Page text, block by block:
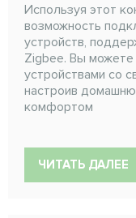
Используя этот
возможность
устройств,
Zigbee. Вы можете
устройствами со
настроив
комфортом
ЧИТАТЬ ДАЛЕЕ